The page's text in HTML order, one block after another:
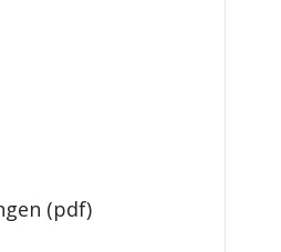
(pdf)